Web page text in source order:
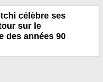
célèbre ses
sur le
des années 90